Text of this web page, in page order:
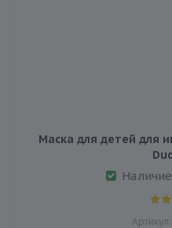
Маска для детей для